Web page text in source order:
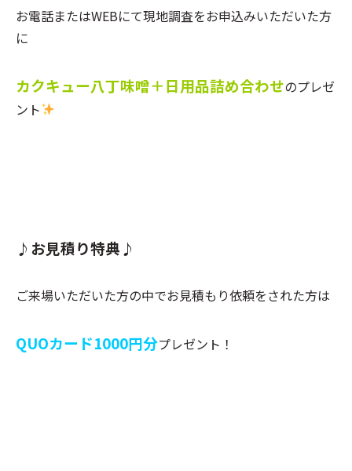
お電話またはWEBにて現地調査をお申込みいただいた方
に
カクキュー八丁味噌＋日用品詰め合わせのプレゼ
ント
♪お見積り特典♪
ご来場いただいた方の中でお見積もり依頼をされた方は
QUOカード1000円分プレゼント！